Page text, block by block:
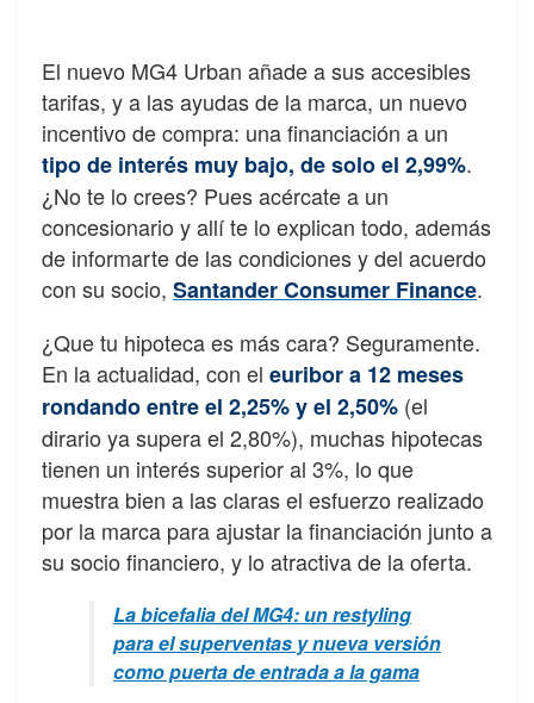
El nuevo MG4 Urban añade a sus accesibles
tarifas, y a las ayudas de la marca, un nuevo
incentivo de compra: una financiación a un
tipo de interés muy bajo, de solo el 2,99%.
¿No te lo crees? Pues acércate a un
concesionario y allí te lo explican todo, además
de informarte de las condiciones y del acuerdo
con su socio, Santander Consumer Finance.
¿Que tu hipoteca es más cara? Seguramente.
En la actualidad, con el euribor a 12 meses
rondando entre el 2,25% y el 2,50% (el
dirario ya supera el 2,80%), muchas hipotecas
tienen un interés superior al 3%, lo que
muestra bien a las claras el esfuerzo realizado
por la marca para ajustar la financiación junto a
su socio financiero, y lo atractiva de la oferta.
La bicefalia del MG4: un restyling
para el superventas y nueva versión
como puerta de entrada a la gama